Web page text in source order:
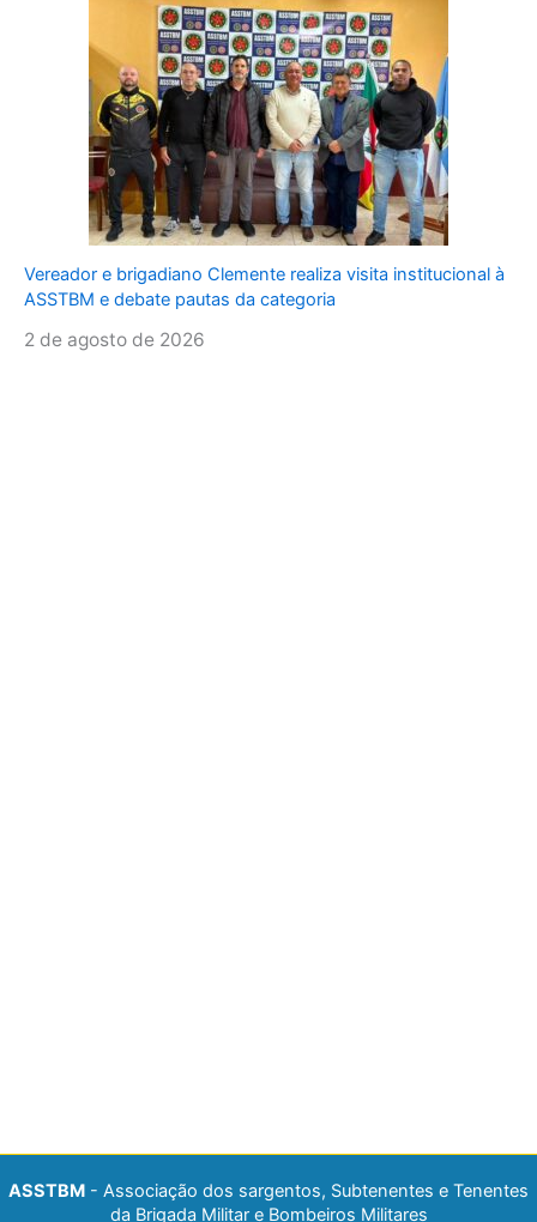
Vereador e brigadiano Clemente realiza visita institucional à
ASSTBM e debate pautas da categoria
2 de agosto de 2026
ASSTBM - Associação dos sargentos, Subtenentes e Tenentes
da Brigada Militar e Bombeiros Militares